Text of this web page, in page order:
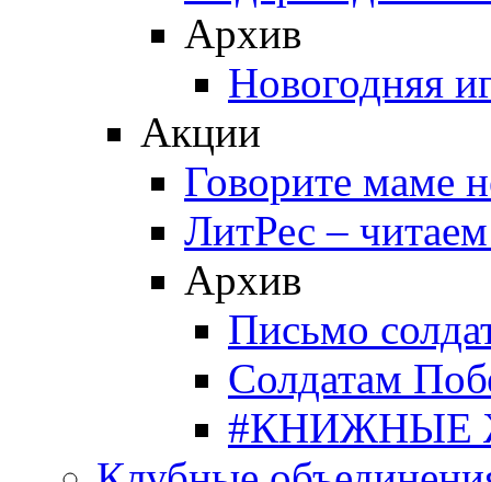
Архив
Новогодняя
Акции
Говорите маме
ЛитРес –
Архив
Письмо
Солдатам
#КНИЖНЫЕ